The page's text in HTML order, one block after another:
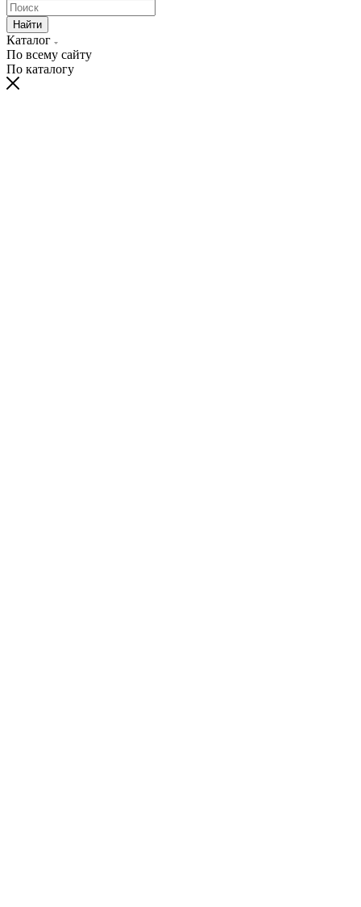
Найти
Каталог
По всему сайту
По каталогу